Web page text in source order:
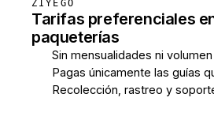
ZIYEGÓ
Tarifas preferenciales
paqueterías
Sin mensualidades ni
Pagas únicamente las guías
Recolección, rastreo y